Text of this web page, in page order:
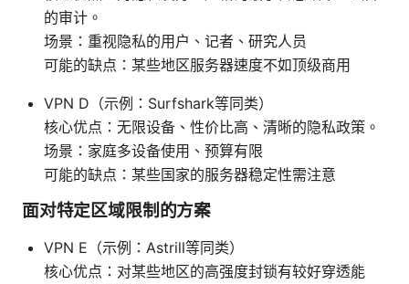
的审计。
场景：重视隐私的用户、记者、研究人员
可能的缺点：某些地区服务器速度不如顶级商用
VPN D（示例：Surfshark等同类）
核心优点：无限设备、性价比高、清晰的隐私政策。
场景：家庭多设备使用、预算有限
可能的缺点：某些国家的服务器稳定性需注意
面对特定区域限制的方案
VPN E（示例：Astrill等同类）
核心优点：对某些地区的高强度封锁有较好穿透能